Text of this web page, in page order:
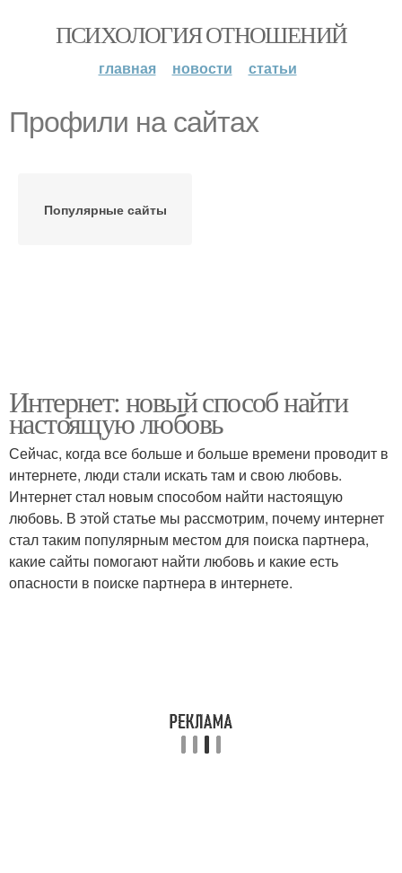
ПСИХОЛОГИЯ ОТНОШЕНИЙ
главная новости статьи
Профили на сайтах
Популярные сайты
Интернет: новый способ найти
настоящую любовь
Сейчас, когда все больше и больше времени проводит в
интернете, люди стали искать там и свою любовь.
Интернет стал новым способом найти настоящую
любовь. В этой статье мы рассмотрим, почему интернет
стал таким популярным местом для поиска партнера,
какие сайты помогают найти любовь и какие есть
опасности в поиске партнера в интернете.